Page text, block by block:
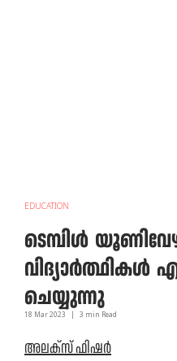
EDUCATION
ടെമ്പിൾ
വിദ്യാർത്ഥികൾ
ചെയ്യുന്നു
18 Mar 2023 3 min Read
അലക്സ് ഫിഷർ